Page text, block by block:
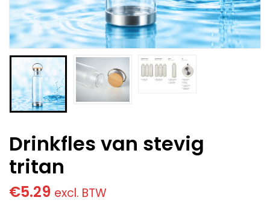
Drinkfles van stevig
tritan
€5.29 excl. BTW